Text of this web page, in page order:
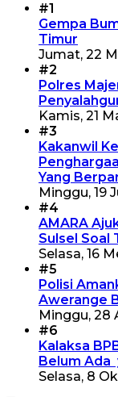
#1
Gempa
Timur
Jumat, 22
#2
Polres
Kamis, 21
#3
Kakanwil
Yang
Minggu, 19
#4
AMARA
Sulsel Soal
Selasa, 16
#5
Polisi
Awerange
Minggu, 28
#6
Kalaksa
Belum Ada
Selasa, 8